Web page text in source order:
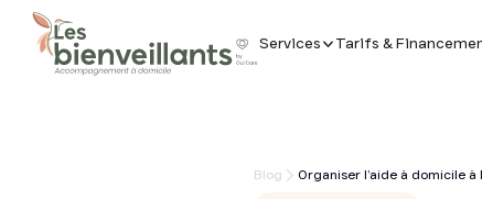
Services Tarifs &
Blog Organiser l’aide à domicile